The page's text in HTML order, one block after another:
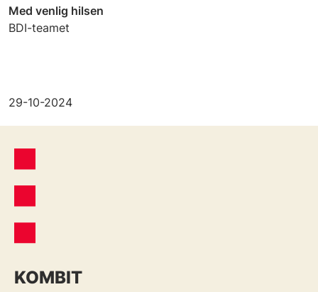
Med venlig hilsen
BDI-teamet
29-10-2024
KOMBIT